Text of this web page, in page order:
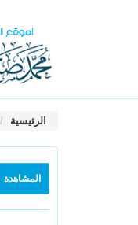
الرئيسية
المشاهدة